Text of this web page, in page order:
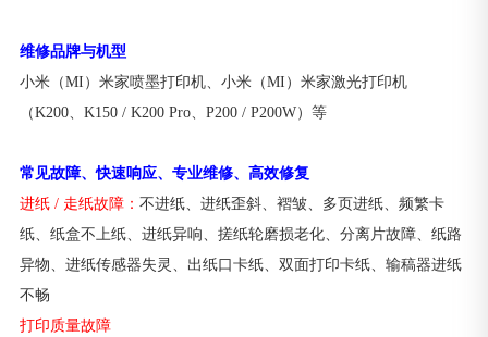
维修品牌与机型
小米（MI）米家喷墨打印机、小米（MI）米家激光打印机
（K200、K150 / K200 Pro、P200 / P200W）等
常见故障、快速响应、专业维修、高效修复
进纸 / 走纸故障： 不进纸、进纸歪斜、褶皱、多页进纸、频繁卡
纸、纸盒不上纸、进纸异响、搓纸轮磨损老化、分离片故障、纸路
异物、进纸传感器失灵、出纸口卡纸、双面打印卡纸、输稿器进纸
不畅
打印质量故障